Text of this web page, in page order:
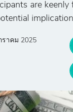
are keenly
ราคม 2025